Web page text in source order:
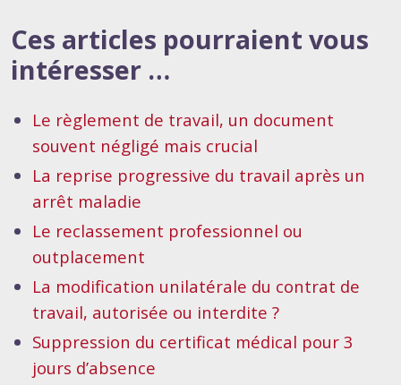
Ces articles pourraient vous
intéresser …
Le règlement de travail, un document
souvent négligé mais crucial
La reprise progressive du travail après un
arrêt maladie
Le reclassement professionnel ou
outplacement
La modification unilatérale du contrat de
travail, autorisée ou interdite ?
Suppression du certificat médical pour 3
jours d’absence